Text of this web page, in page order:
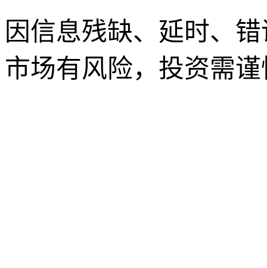
因信息残缺、延时、
市场有风险，投资需